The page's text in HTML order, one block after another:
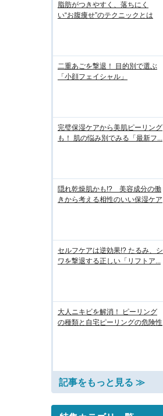
脂肪がつきやすく、落ちにく
い“お腹痩せ”のテクニックとは
二重あごを撃退！ 目的別で選ぶ
「小顔フェイシャル」
完璧保湿ケアから美肌ピーリング
も！ 肌の悩み別でみる「最新フ...
隠れ乾燥肌かも!? 美容成分の働
きから考える相性のいい保湿ケア
セルフケアは逆効果!? たるみ、シ
ワを撃退する正しい「リフトア...
大人ニキビを解消！ ピーリング
の種類と自宅ピーリングの危険性
記事をもっと見る ≫